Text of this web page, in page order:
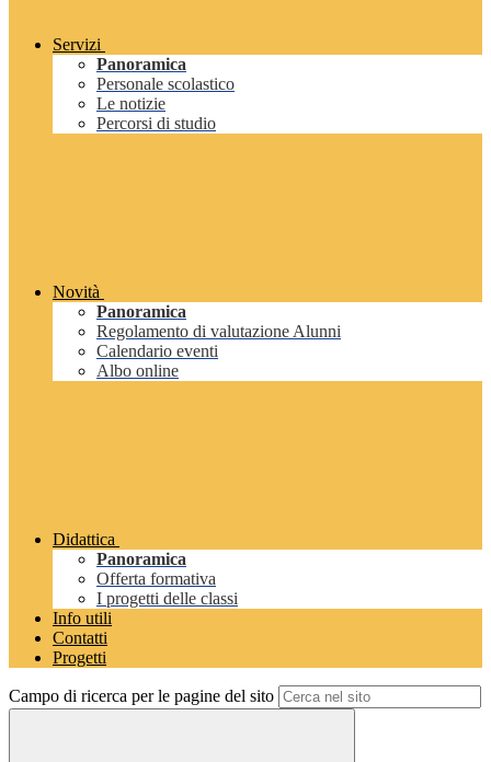
Servizi
Panoramica
Personale scolastico
Le notizie
Percorsi di studio
Novità
Panoramica
Regolamento di valutazione Alunni
Calendario eventi
Albo online
Didattica
Panoramica
Offerta formativa
I progetti delle classi
Info utili
Contatti
Progetti
Campo di ricerca per le pagine del sito